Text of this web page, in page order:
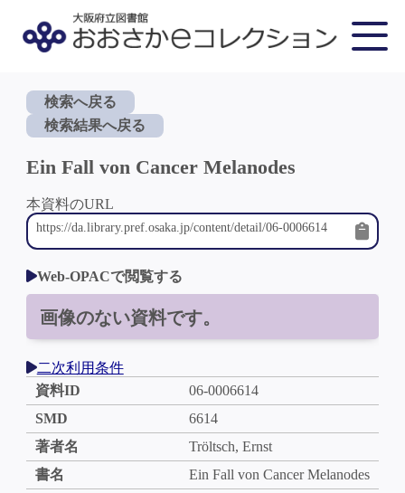
検索へ戻る
検索結果へ戻る
Ein Fall von Cancer Melanodes
本資料のURL
Web-OPACで閲覧する
画像のない資料です。
二次利用条件
資料ID
06-0006614
SMD
6614
著者名
Tröltsch, Ernst
書名
Ein Fall von Cancer Melanodes